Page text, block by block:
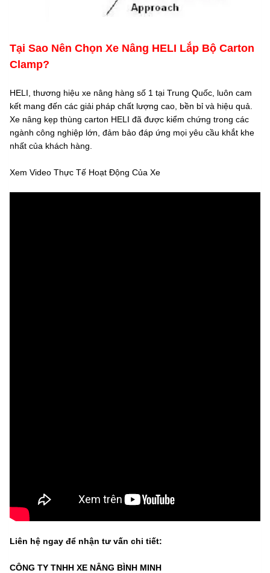
Tại Sao Nên Chọn Xe Nâng HELI Lắp Bộ Carton
Clamp?
HELI, thương hiệu xe nâng hàng số 1 tại Trung Quốc, luôn cam
kết mang đến các giải pháp chất lượng cao, bền bỉ và hiệu quả.
Xe nâng kẹp thùng carton HELI đã được kiểm chứng trong các
ngành công nghiệp lớn, đảm bảo đáp ứng mọi yêu cầu khắt khe
nhất của khách hàng.
Xem Video Thực Tế Hoạt Động Của Xe
Liên hệ ngay để nhận tư vấn chi tiết:
CÔNG TY TNHH XE NÂNG BÌNH MINH